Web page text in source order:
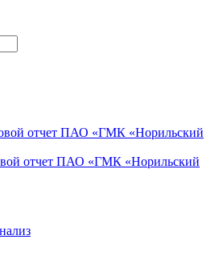
отчет ПАО «ГМК «Норильский
отчет ПАО «ГМК «Норильский